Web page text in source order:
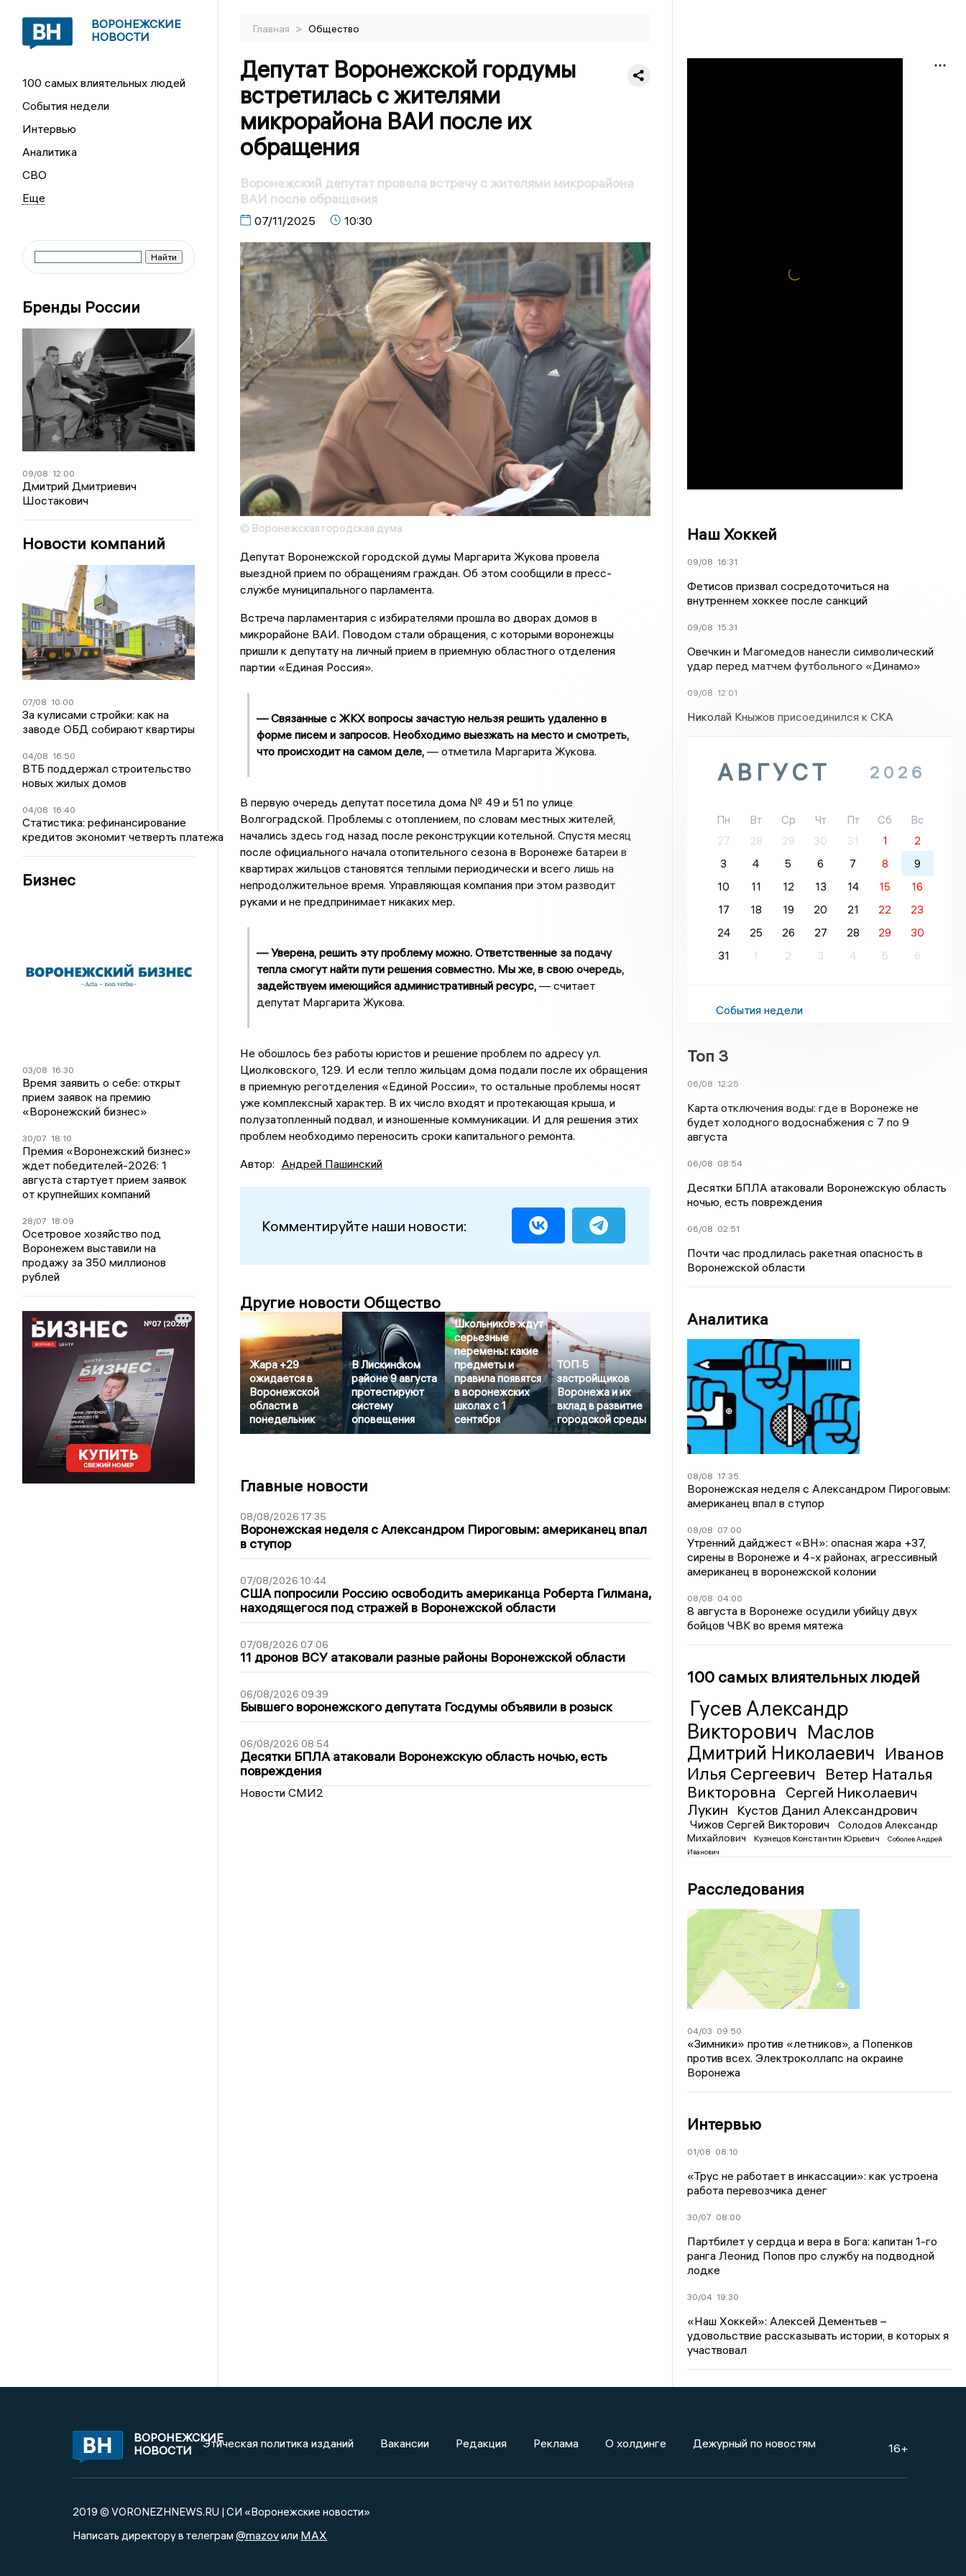
ВОРОНЕЖСКИЕ
НОВОСТИ
100 самых влиятельных людей
События недели
Интервью
Аналитика
СВО
Бренды России
09/08 12:00
Дмитрий Дмитриевич
Шостакович
Новости компаний
07/08 10:00
За кулисами стройки: как на
заводе ОБД собирают квартиры
04/08 16:50
ВТБ поддержал строительство
новых жилых домов
04/08 16:40
Статистика: рефинансирование
кредитов экономит четверть платежа
Бизнес
03/08 16:30
Время заявить о себе: открыт
прием заявок на премию
«Воронежский бизнес»
30/07 18:10
Премия «Воронежский бизнес»
ждет победителей-2026: 1
августа стартует прием заявок
от крупнейших компаний
28/07 18:09
Осетровое хозяйство под
Воронежем выставили на
продажу за 350 миллионов
рублей
Главная > Общество
Депутат Воронежской гордумы
встретилась с жителями
микрорайона ВАИ после их
обращения
Воронежский депутат провела встречу с жителями микрорайона
ВАИ после обращения
07/11/2025 10:30
© Воронежская городская дума
Депутат Воронежской городской думы Маргарита Жукова провела
выездной прием по обращениям граждан. Об этом сообщили в пресс-
службе муниципального парламента.
Встреча парламентария с избирателями прошла во дворах домов в
микрорайоне ВАИ. Поводом стали обращения, с которыми воронежцы
пришли к депутату на личный прием в приемную областного отделения
партии «Единая Россия».
— Связанные с ЖКХ вопросы зачастую нельзя решить удаленно в
форме писем и запросов. Необходимо выезжать на место и смотреть,
что происходит на самом деле,— отметила Маргарита Жукова.
В первую очередь депутат посетила дома № 49 и 51 по улице
Волгоградской. Проблемы с отоплением, по словам местных жителей,
начались здесь год назад после реконструкции котельной. Спустя месяц
после официального начала отопительного сезона в Воронеже батареи в
квартирах жильцов становятся теплыми периодически и всего лишь на
непродолжительное время. Управляющая компания при этом разводит
руками и не предпринимает никаких мер.
— Уверена, решить эту проблему можно. Ответственные за подачу
тепла смогут найти пути решения совместно. Мы же, в свою очередь,
задействуем имеющийся административный ресурс,— считает
депутат Маргарита Жукова.
Не обошлось без работы юристов и решение проблем по адресу ул.
Циолковского, 129. И если тепло жильцам дома подали после их обращения
в приемную реготделения «Единой России», то остальные проблемы носят
уже комплексный характер. В их число входят и протекающая крыша, и
полузатопленный подвал, и изношенные коммуникации. И для решения этих
проблем необходимо переносить сроки капитального ремонта.
Автор: Андрей Пашинский
Комментируйте наши новости:
Другие новости Общество
Жара +29
ожидается в
Воронежской
области в
понедельник
В Лискинском
районе 9 августа
протестируют
систему
оповещения
Школьников ждут
серьезные
перемены: какие
предметы и
правила появятся
в воронежских
школах с 1
сентября
ТОП‑5
застройщиков
Воронежа и их
вклад в развитие
городской среды
Главные новости
08/08/2026 17:35
Воронежская неделя с Александром Пироговым: американец впал
в ступор
07/08/2026 10:44
США попросили Россию освободить американца Роберта Гилмана,
находящегося под стражей в Воронежской области
07/08/2026 07:06
11 дронов ВСУ атаковали разные районы Воронежской области
06/08/2026 09:39
Бывшего воронежского депутата Госдумы объявили в розыск
06/08/2026 08:54
Десятки БПЛА атаковали Воронежскую область ночью, есть
повреждения
Новости СМИ2
Наш Хоккей
09/08 16:31
Фетисов призвал сосредоточиться на
внутреннем хоккее после санкций
09/08 15:31
Овечкин и Магомедов нанесли символический
удар перед матчем футбольного «Динамо»
09/08 12:01
Николай Кныжов присоединился к СКА
АВГУСТ 2026
Пн Вт Ср Чт Пт Сб
Вс
27
28 29 30 31 1
2
3
4 5 6 7 8
9
10
11 12 13 14 15
16
17
18 19 20 21 22
23
24
25 26 27 28 29
30
31
1 2 3 4 5 6
События недели
Топ 3
06/08 12:25
Карта отключения воды: где в Воронеже не
будет холодного водоснабжения с 7 по 9
августа
06/08 08:54
Десятки БПЛА атаковали Воронежскую область
ночью, есть повреждения
06/08 02:51
Почти час продлилась ракетная опасность в
Воронежской области
Аналитика
08/08 17:35
Воронежская неделя с Александром Пироговым:
американец впал в ступор
08/08 07:00
Утренний дайджест «ВН»: опасная жара +37,
сирены в Воронеже и 4-х районах, агрессивный
американец в воронежской колонии
08/08 04:00
8 августа в Воронеже осудили убийцу двух
бойцов ЧВК во время мятежа
100 самых влиятельных людей
Гусев Александр
Викторович Маслов
Дмитрий Николаевич Иванов
Илья Сергеевич
Ветер Наталья
Викторовна
Сергей Николаевич
Лукин
Кустов Данил Александрович
Чижов Сергей Викторович
Солодов Александр
Михайлович
Кузнецов Константин Юрьевич
Соболев Андрей
Иванович
Расследования
04/03 09:50
«Зимники» против «летников», а Попенков
против всех. Электроколлапс на окраине
Воронежа
Интервью
01/08 08:10
«Трус не работает в инкассации»: как устроена
работа перевозчика денег
30/07 08:00
Партбилет у сердца и вера в Бога: капитан 1-го
ранга Леонид Попов про службу на подводной
лодке
30/04 19:30
«Наш Хоккей»: Алексей Дементьев –
удовольствие рассказывать истории, в которых я
участвовал
ВОРОНЕЖСКИЕ
НОВОСТИ
Этическая политика изданий Вакансии Редакция Реклама О холдинге Дежурный по новостям 16+
2019 © VORONEZHNEWS.RU | СИ «Воронежские новости»
Написать директору в телеграм @mazovили MAX